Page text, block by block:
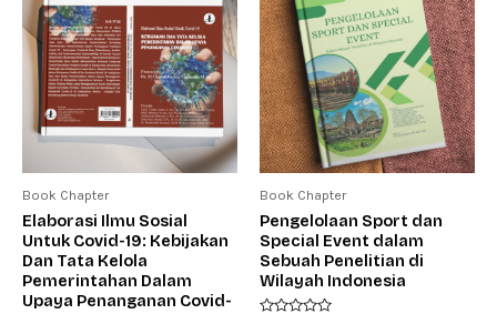
Book Chapter
Elaborasi Ilmu Sosial
Untuk Covid-19: Kebijakan
Dan Tata Kelola
Pemerintahan Dalam
Upaya Penanganan Covid-
Book Chapter
Pengelolaan Sport dan
Special Event dalam
Sebuah Penelitian di
Wilayah Indonesia